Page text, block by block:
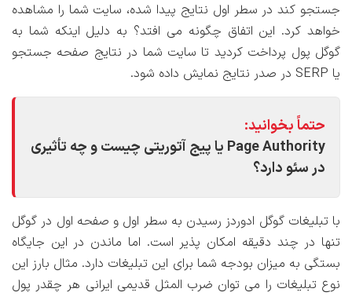
جستجو کند در سطر اول نتایج پیدا شده، سایت شما را مشاهده
خواهد کرد. این اتفاق چگونه می افتد؟ به دلیل اینکه شما به
گوگل پول پرداخت کردید تا سایت شما در نتایج صفحه جستجو
یا SERP در صدر نتایج نمایش داده شود.
حتماً بخوانید:
Page Authority یا پیج آتوریتی چیست و چه تأثیری
در سئو دارد؟
با تبلیغات گوگل ادوردز رسیدن به سطر اول و صفحه اول در گوگل
تنها در چند دقیقه امکان پذیر است. اما ماندن در این جایگاه
بستگی به میزان بودجه شما برای این تبلیغات دارد. مثال بارز این
نوع تبلیغات را می توان ضرب المثل قدیمی ایرانی هر چقدر پول